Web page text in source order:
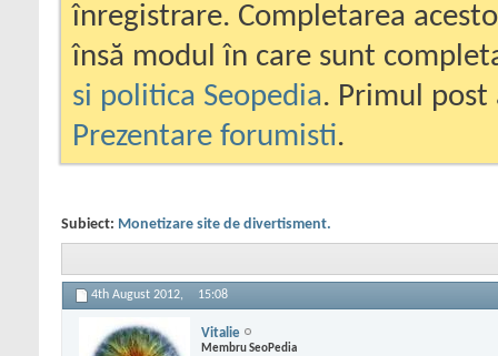
înregistrare. Completarea
însă modul în care sunt
si politica Seopedia. Primul
Prezentare forumisti.
Subiect: Monetizare site de divertisment.
4th August 2012, 15:08
Vitalie
Membru SeoPedia